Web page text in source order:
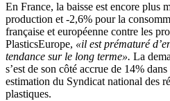
En France, la baisse est encore plus
production et -2,6% pour la
française et européenne contre les
PlasticsEurope, «il est prématuré
tendance sur le long terme». La
s’est de son côté accrue de 14%
estimation du Syndicat national des
plastiques.